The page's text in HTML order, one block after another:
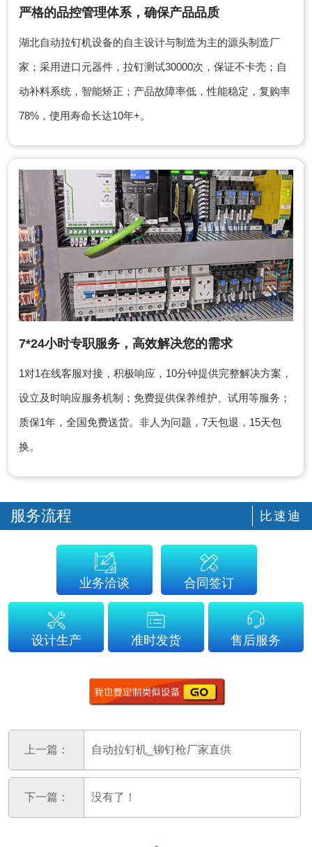
严格的品控管理体系，确保产品品质
湖北自动拉钉机设备的自主设计与制造为主的源头制造厂
家；采用进口元器件，拉钉测试30000次，保证不卡壳；自
动补料系统，智能矫正；产品故障率低，性能稳定，复购率
78%，使用寿命长达10年+。
7*24小时专职服务，高效解决您的需求
1对1在线客服对接，积极响应，10分钟提供完整解决方案，
设立及时响应服务机制；免费提供保养维护、试用等服务；
质保1年，全国免费送货。非人为问题，7天包退，15天包
换。
服务流程 比速迪
业务洽谈 合同签订
设计生产 准时发货 售后服务
上一篇： 自动拉钉机_铆钉枪厂家直供
下一篇： 没有了！